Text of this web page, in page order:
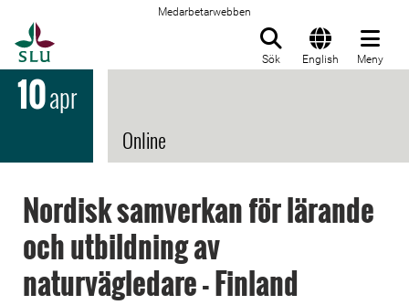
Medarbetarwebben
Sök English Meny
10apr
Online
Nordisk samverkan för lärande
och utbildning av
naturvägledare - Finland